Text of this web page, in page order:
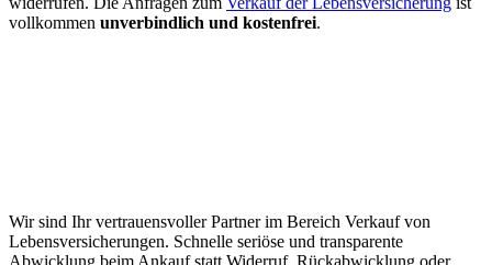
vollkommen unverbindlich und kostenfrei.
Wir sind Ihr vertrauensvoller Partner im Bereich Verkauf von
Lebensversicherungen. Schnelle seriöse und transparente
Abwicklung beim Ankauf statt Widerruf, Rückabwicklung oder